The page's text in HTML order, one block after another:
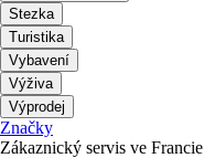
Stezka
Turistika
Vybavení
Výživa
Výprodej
Značky
Zákaznický servis ve Francie